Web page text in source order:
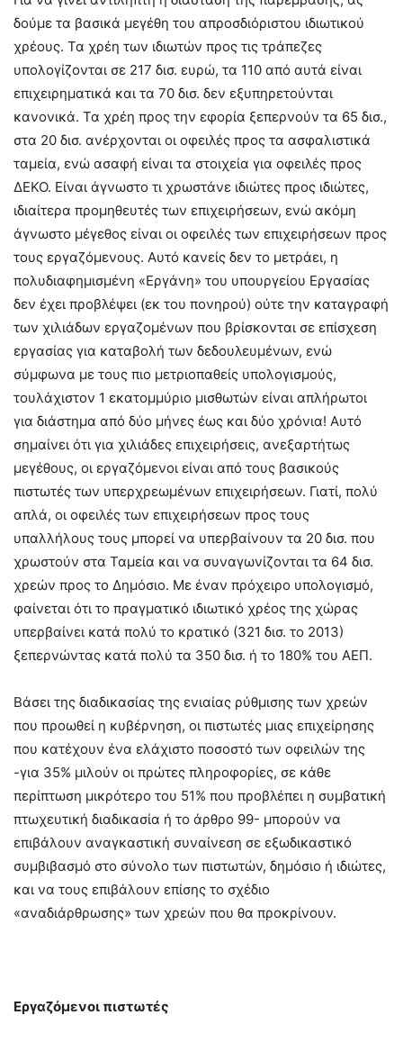
δούμε τα βασικά μεγέθη του απροσδιόριστου ιδιωτικού
χρέους. Τα χρέη των ιδιωτών προς τις τράπεζες
υπολογίζονται σε 217 δισ. ευρώ, τα 110 από αυτά είναι
επιχειρηματικά και τα 70 δισ. δεν εξυπηρετούνται
κανονικά. Τα χρέη προς την εφορία ξεπερνούν τα 65 δισ.,
στα 20 δισ. ανέρχονται οι οφειλές προς τα ασφαλιστικά
ταμεία, ενώ ασαφή είναι τα στοιχεία για οφειλές προς
ΔΕΚΟ. Είναι άγνωστο τι χρωστάνε ιδιώτες προς ιδιώτες,
ιδιαίτερα προμηθευτές των επιχειρήσεων, ενώ ακόμη
άγνωστο μέγεθος είναι οι οφειλές των επιχειρήσεων προς
τους εργαζόμενους. Αυτό κανείς δεν το μετράει, η
πολυδιαφημισμένη «Εργάνη» του υπουργείου Εργασίας
δεν έχει προβλέψει (εκ του πονηρού) ούτε την καταγραφή
των χιλιάδων εργαζομένων που βρίσκονται σε επίσχεση
εργασίας για καταβολή των δεδουλευμένων, ενώ
σύμφωνα με τους πιο μετριοπαθείς υπολογισμούς,
τουλάχιστον 1 εκατομμύριο μισθωτών είναι απλήρωτοι
για διάστημα από δύο μήνες έως και δύο χρόνια! Αυτό
σημαίνει ότι για χιλιάδες επιχειρήσεις, ανεξαρτήτως
μεγέθους, οι εργαζόμενοι είναι από τους βασικούς
πιστωτές των υπερχρεωμένων επιχειρήσεων. Γιατί, πολύ
απλά, οι οφειλές των επιχειρήσεων προς τους
υπαλλήλους τους μπορεί να υπερβαίνουν τα 20 δισ. που
χρωστούν στα Ταμεία και να συναγωνίζονται τα 64 δισ.
χρεών προς το Δημόσιο. Με έναν πρόχειρο υπολογισμό,
φαίνεται ότι το πραγματικό ιδιωτικό χρέος της χώρας
υπερβαίνει κατά πολύ το κρατικό (321 δισ. το 2013)
ξεπερνώντας κατά πολύ τα 350 δισ. ή το 180% του ΑΕΠ.
Βάσει της διαδικασίας της ενιαίας ρύθμισης των χρεών
που προωθεί η κυβέρνηση, οι πιστωτές μιας επιχείρησης
που κατέχουν ένα ελάχιστο ποσοστό των οφειλών της
-για 35% μιλούν οι πρώτες πληροφορίες, σε κάθε
περίπτωση μικρότερο του 51% που προβλέπει η συμβατική
πτωχευτική διαδικασία ή το άρθρο 99- μπορούν να
επιβάλουν αναγκαστική συναίνεση σε εξωδικαστικό
συμβιβασμό στο σύνολο των πιστωτών, δημόσιο ή ιδιώτες,
και να τους επιβάλουν επίσης το σχέδιο
«αναδιάρθρωσης» των χρεών που θα προκρίνουν.
Εργαζόμενοι πιστωτές